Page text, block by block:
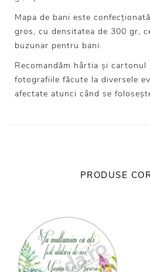
Mapa de bani este
gros, cu densitatea de 300 gr,
buzunar pentru bani.
Recomandăm hârtia și cartonul
fotografiile făcute la diversele
afectate atunci când se
PRODUSE